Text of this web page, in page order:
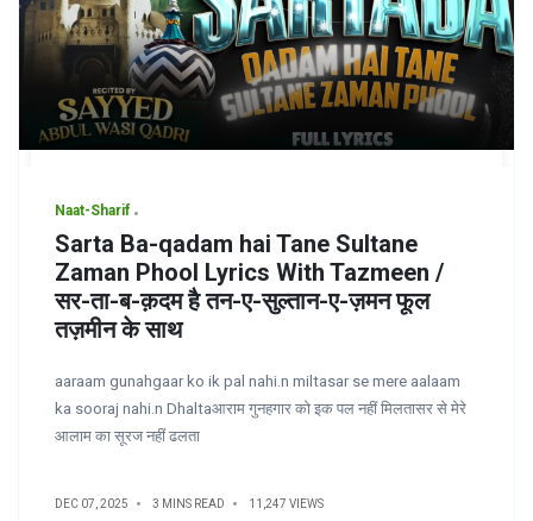
Naat-Sharif
Sarta Ba-qadam hai Tane Sultane
Zaman Phool Lyrics With Tazmeen /
सर-ता-ब-क़दम है तन-ए-सुल्तान-ए-ज़मन फूल
तज़मीन के साथ
aaraam gunahgaar ko ik pal nahi.n miltasar se mere aalaam
ka sooraj nahi.n Dhaltaआराम गुनहगार को इक पल नहीं मिलतासर से मेरे
आलाम का सूरज नहीं ढलता
DEC 07, 2025 3 MINS READ 11,247 VIEWS